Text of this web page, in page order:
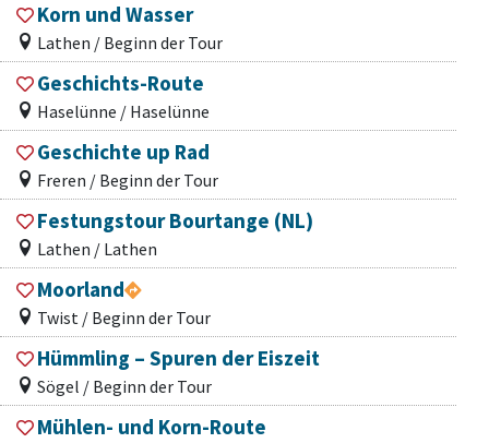
Korn und Wasser
Lathen / Beginn der Tour
Geschichts-Route
Haselünne / Haselünne
Geschichte up Rad
Freren / Beginn der Tour
Festungstour Bourtange (NL)
Lathen / Lathen
Moorland
Twist / Beginn der Tour
Hümmling – Spuren der Eiszeit
Sögel / Beginn der Tour
Mühlen- und Korn-Route